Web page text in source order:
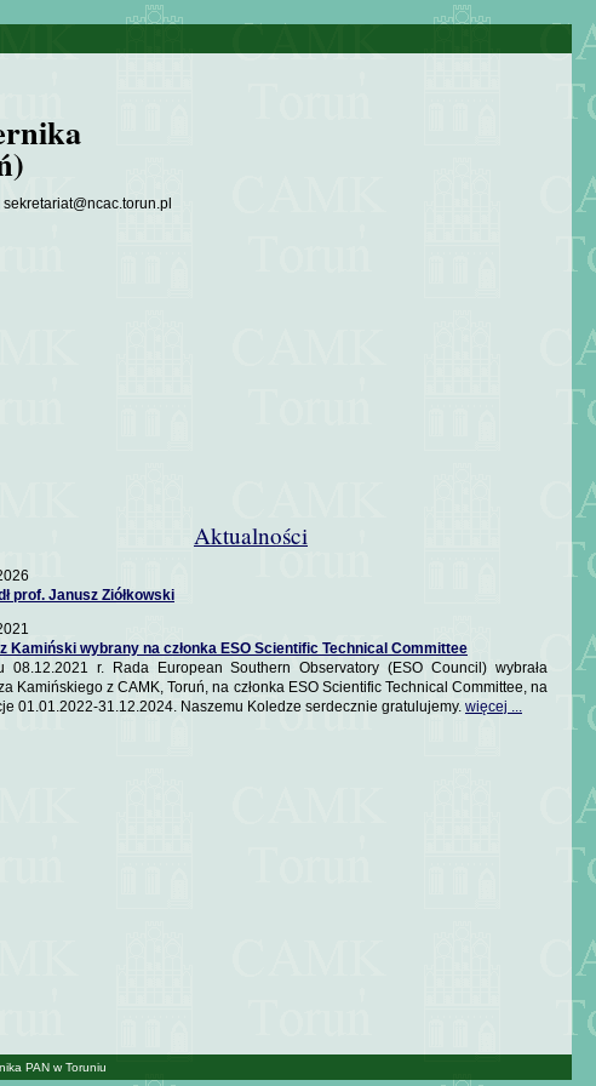
Aktualności
prof. Janusz Ziółkowski
Kamiński wybrany na członka ESO Scientific Technical Committee
08.12.2021 r. Rada European Southern Observatory (ESO Council) wybrała
Kamińskiego z CAMK, Toruń, na członka ESO Scientific Technical Committee, na
01.01.2022-31.12.2024. Naszemu Koledze serdecznie gratulujemy. więcej ...
PAN w Toruniu